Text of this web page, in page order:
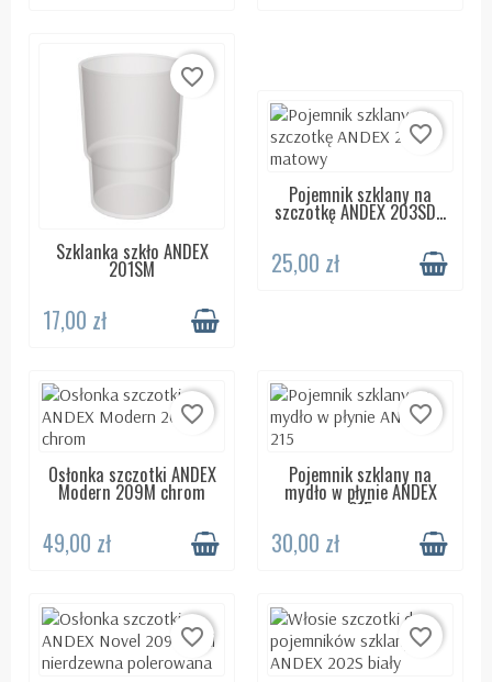
DOSTĘPNY 24H
favorite_border
Szklanka szkło ANDEX
201SM
17,00 zł
DOSTĘPNY 24H
favorite_border
Pojemnik szklany na
szczotkę ANDEX 203SD...
25,00 zł
DOSTĘPNY 24H
favorite_border
Osłonka szczotki ANDEX
Modern 209M chrom
49,00 zł
DOSTĘPNY 24H
favorite_border
Pojemnik szklany na
mydło w płynie ANDEX
215
30,00 zł
favorite_border favorite_border